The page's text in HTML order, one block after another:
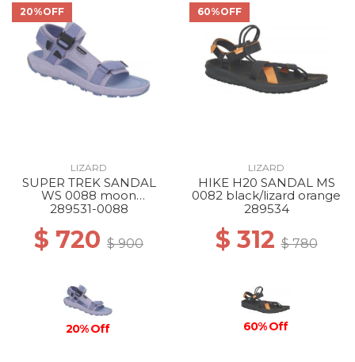
20%OFF
LIZARD
SUPER TREK SANDAL
WS 0088 moon
blue/dream blue
289531-0088
$ 720 $ 900
20% Off
60%OFF
LIZARD
HIKE H20 SANDAL MS
0082 black/lizard orange
289534
$ 312$ 780
60% Off